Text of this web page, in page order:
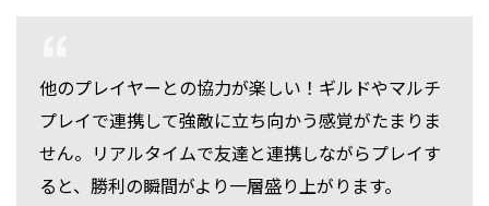
他のプレイヤーとの協力が楽しい！ギルドやマルチ
プレイで連携して強敵に立ち向かう感覚がたまりま
せん。リアルタイムで友達と連携しながらプレイす
ると、勝利の瞬間がより一層盛り上がります。